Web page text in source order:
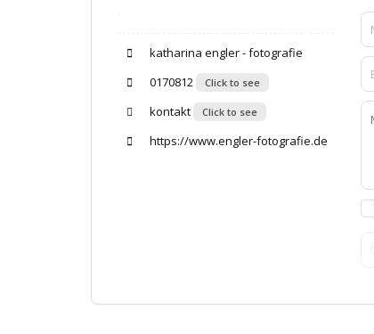
katharina engler - fotografie
0170812
Click to see
kontakt Click to see
https://www.engler-fotografie.de